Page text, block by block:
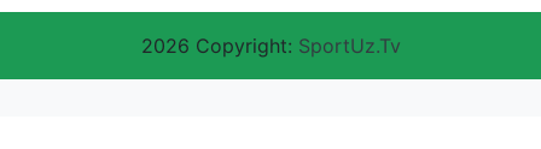
2026 Copyright: SportUz.Tv